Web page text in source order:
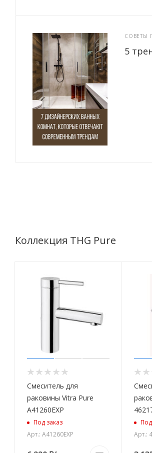
СОВЕТЫ
5
Коллекция THG Pure
Смеситель для
раковины Vitra Pure
A41260EXP
Под заказ
Арт.: A41260EXP
Арт.: